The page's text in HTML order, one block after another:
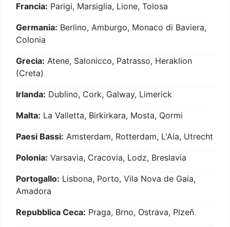
Francia: Parigi, Marsiglia, Lione, Tolosa
Germania: Berlino, Amburgo, Monaco di Baviera,
Colonia
Grecia: Atene, Salonicco, Patrasso, Heraklion
(Creta)
Irlanda: Dublino, Cork, Galway, Limerick
Malta: La Valletta, Birkirkara, Mosta, Qormi
Paesi Bassi: Amsterdam, Rotterdam, L'Aia, Utrecht
Polonia: Varsavia, Cracovia, Lodz, Breslavia
Portogallo: Lisbona, Porto, Vila Nova de Gaia,
Amadora
Repubblica Ceca: Praga, Brno, Ostrava, Plzeň